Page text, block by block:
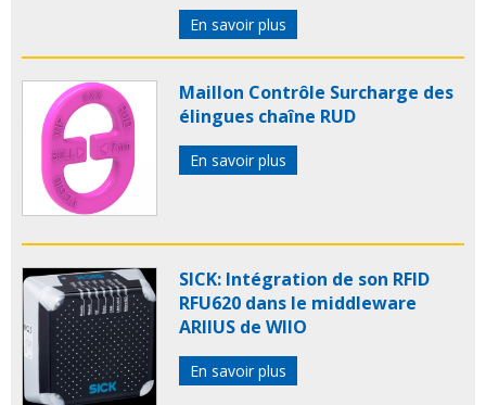
En savoir plus
Maillon Contrôle Surcharge des
élingues chaîne RUD
En savoir plus
SICK: Intégration de son RFID
RFU620 dans le middleware
ARIIUS de WIIO
En savoir plus